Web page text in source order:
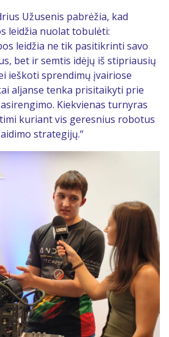
Užusenis pabrėžia, kad
leidžia nuolat tobulėti:
leidžia ne tik pasitikrinti savo
bet ir semtis idėjų iš stipriausių
ieškoti sprendimų įvairiose
aljanse tenka prisitaikyti prie
Kiekvienas turnyras
kuriant vis geresnius robotus
strategijų.“